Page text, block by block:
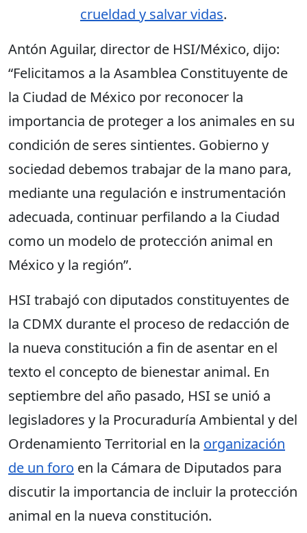
crueldad y salvar vidas.
Antón Aguilar, director de HSI/México, dijo:
“Felicitamos a la Asamblea Constituyente de
la Ciudad de México por reconocer la
importancia de proteger a los animales en su
condición de seres sintientes. Gobierno y
sociedad debemos trabajar de la mano para,
mediante una regulación e instrumentación
adecuada, continuar perfilando a la Ciudad
como un modelo de protección animal en
México y la región”.
HSI trabajó con diputados constituyentes de
la CDMX durante el proceso de redacción de
la nueva constitución a fin de asentar en el
texto el concepto de bienestar animal. En
septiembre del año pasado, HSI se unió a
legisladores y la Procuraduría Ambiental y del
Ordenamiento Territorial en la organización
de un foro en la Cámara de Diputados para
discutir la importancia de incluir la protección
animal en la nueva constitución.